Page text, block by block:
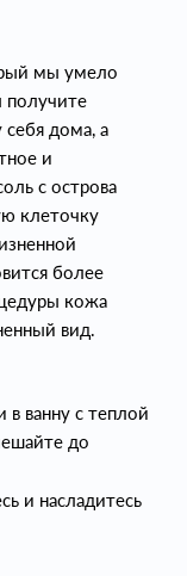
мы умело
получите
дома, а
и
с острова
клеточку
более
кожа
вид.
ванну с теплой
до
и насладитесь